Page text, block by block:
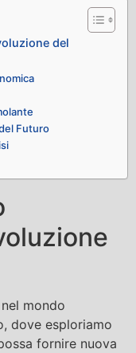
del
Futuro
mondo
dove esploriamo
fornire nuova